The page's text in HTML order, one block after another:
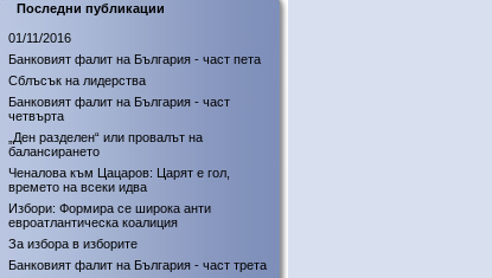
Последни публикации
01/11/2016
Банковият фалит на България - част пета
Сблъсък на лидерства
Банковият фалит на България - част
четвърта
„Ден разделен“ или провалът на
балансирането
Ченалова към Цацаров: Царят е гол,
времето на всеки идва
Избори: Формира се широка анти
евроатлантическа коалиция
За избора в изборите
Банковият фалит на България - част трета